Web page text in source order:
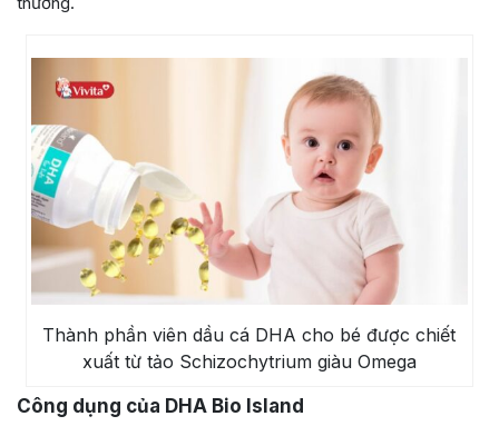
Thành phần viên dầu cá DHA cho bé được chiết
xuất từ tảo Schizochytrium giàu Omega
Công dụng của DHA Bio Island